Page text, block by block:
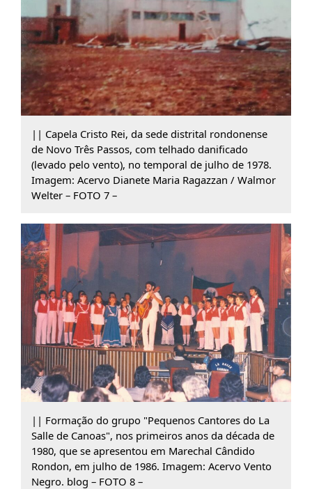
|| Capela Cristo Rei, da sede distrital rondonense
de Novo Três Passos, com telhado danificado
(levado pelo vento), no temporal de julho de 1978.
Imagem: Acervo Dianete Maria Ragazzan / Walmor
Welter – FOTO 7 –
|| Formação do grupo "Pequenos Cantores do La
Salle de Canoas", nos primeiros anos da década de
1980, que se apresentou em Marechal Cândido
Rondon, em julho de 1986. Imagem: Acervo Vento
Negro. blog – FOTO 8 –